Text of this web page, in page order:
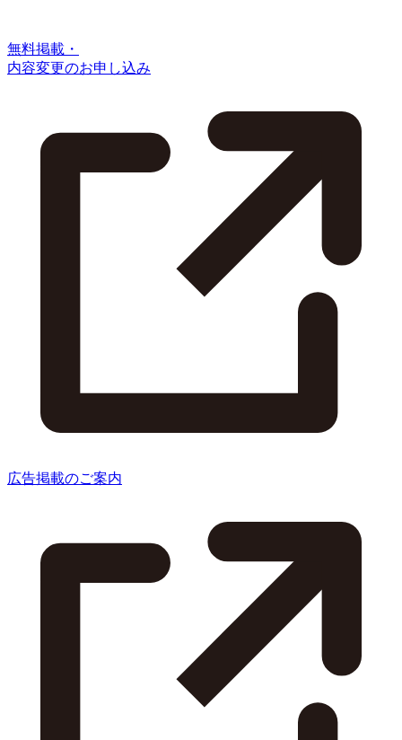
無料掲載・
内容変更のお申し込み
広告掲載のご案内